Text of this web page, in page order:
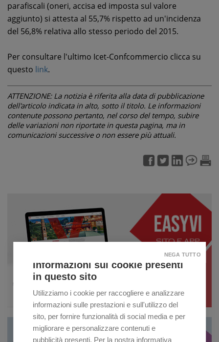
parafiscali (oneri, accisa ed imposta sul valore
aggiunto) si attesta al 55,7% rispetto ad un'incidenza
del 56,8% relativa allo stesso periodo del 2015.
Per consultare l'ultimo Icet-Confcommercio clicca su
questo link.
ATTENZIONE: La notizia è riferita alla data di pubblicazione
dell'articolo indicata in alto, sotto il titolo. Le informazioni
contenute possono pertanto, nel corso del tempo, subire
delle variazioni non riportate in questa pagina, ma in
comunicazioni successive o non essere più attuali.
Informazioni sui cookie presenti
in questo sito
Utilizziamo i cookie per raccogliere e analizzare
informazioni sulle prestazioni e sull'utilizzo del
sito, per fornire funzionalità di social media e per
migliorare e personalizzare contenuti e
pubblicità presenti. Per la nostra informativa
NEGA TUTTO